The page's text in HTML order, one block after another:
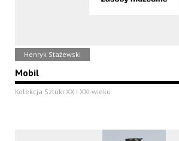
Henryk Stażewski
Mobil
Kolekcja Sztuki XX i XXI wieku